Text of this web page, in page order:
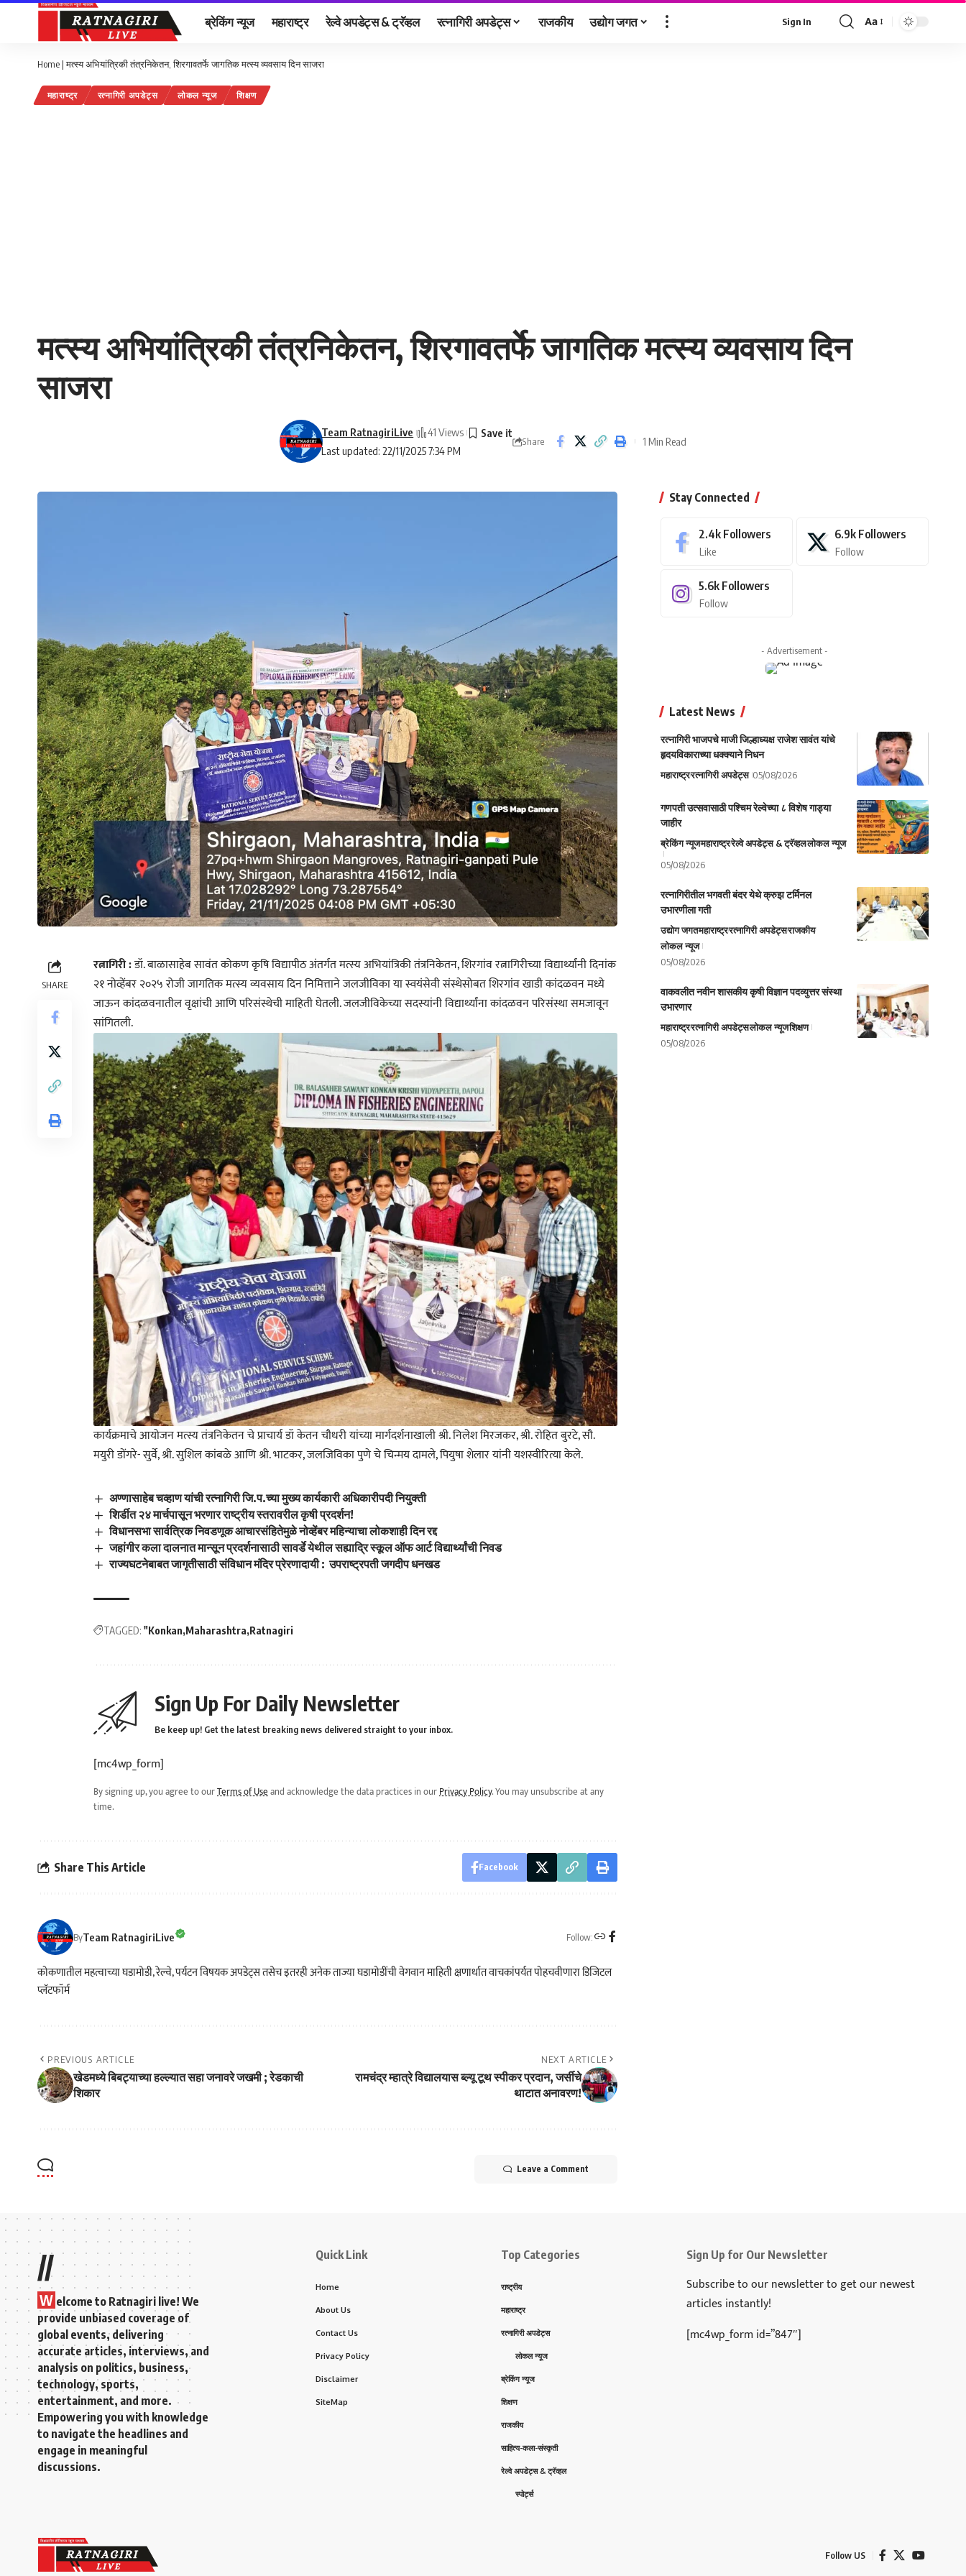
ब्रेकिंग न्यूज महाराष्ट्र रेल्वे अपडेट्स & ट्रॅव्हल रत्नागिरी अपडेट्स राजकीय उद्योग जगत Sign In
Font
Aa
Home |मत्स्य अभियांत्रिकी तंत्रनिकेतन, शिरगावतर्फे जागतिक मत्स्य व्यवसाय दिन साजरा
महाराष्ट्र रत्नागिरी अपडेट्स लोकल न्यूज शिक्षण
मत्स्य अभियांत्रिकी तंत्रनिकेतन, शिरगावतर्फे जागतिक मत्स्य व्यवसाय दिन
साजरा
Last updated: 22/11/2025 7:34 PM
Team RatnagiriLive 41 Views
Share 1 Min Read
SHARE
रत्नागिरी :डॉ. बाळासाहेब सावंत कोकण कृषि विद्यापीठ अंतर्गत मत्स्य अभियांत्रिकी तंत्रनिकेतन, शिरगांव रत्नागिरीच्या विद्यार्थ्यांनी दिनांक
२१ नोव्हेंबर २०२५ रोजी जागतिक मत्स्य व्यवसाय दिन निमित्ताने जलजीविका या स्वयंसेवी संस्थेसोबत शिरगांव खाडी कांदळवन मध्ये
जाऊन कांदळवनातील वृक्षांची आणि परिसंस्थेची माहिती घेतली. जलजीविकेच्या सदस्यांनी विद्यार्थ्यांना कांदळवन परिसंस्था समजावून
सांगितली.
कार्यक्रमाचे आयोजन मत्स्य तंत्रनिकेतन चे प्राचार्य डॉ केतन चौधरी यांच्या मार्गदर्शनाखाली श्री. निलेश मिरजकर, श्री. रोहित बुरटे, सौ.
मयुरी डोंगरे- सुर्वे, श्री. सुशिल कांबळे आणि श्री. भाटकर, जलजिविका पुणे चे चिन्मय दामले, पियुषा शेलार यांनी यशस्वीरित्या केले.
अण्णासाहेब चव्हाण यांची रत्नागिरी जि.प.च्या मुख्य कार्यकारी अधिकारीपदी नियुक्ती
शिर्डीत २४ मार्चपासून भरणार राष्ट्रीय स्तरावरील कृषी प्रदर्शन!
विधानसभा सार्वत्रिक निवडणूक आचारसंहितेमुळे नोव्हेंबर महिन्याचा लोकशाही दिन रद्द
जहांगीर कला दालनात मान्सून प्रदर्शनासाठी सावर्डे येथील सह्याद्रि स्कूल ऑफ आर्ट विद्यार्थ्यांची निवड
राज्यघटनेबाबत जागृतीसाठी संविधान मंदिर प्रेरणादायी : उपराष्ट्रपती जगदीप धनखड
TAGGED: "Konkan Maharashtra Ratnagiri
Sign Up For Daily Newsletter
Be keep up! Get the latest breaking news delivered straight to your inbox.
[mc4wp_form]
By signing up, you agree to ourTerms of Useand acknowledge the data practices in ourPrivacy Policy. You may unsubscribe at any
time.
Share This Article Facebook
ByTeam RatnagiriLive Follow:
कोकणातील महत्वाच्या घडामोडी, रेल्वे, पर्यटन विषयक अपडेट्स तसेच इतरही अनेक ताज्या घडामोडींची वेगवान माहिती क्षणार्धात वाचकांपर्यत पोहचवीणारा डिजिटल
प्लॅटफॉर्म
PREVIOUS ARTICLE
खेडमध्ये बिबट्याच्या हल्ल्यात सहा जनावरे जखमी ; रेडकाची
शिकार
NEXT ARTICLE
रामचंद्र म्हात्रे विद्यालयास ब्ल्यू टूथ स्पीकर प्रदान, जर्सीचे
थाटात अनावरण!
Leave a Comment
Stay Connected
2.4k Followers
Like
6.9k Followers
Follow
5.6k Followers
Follow
- Advertisement -
Latest News
रत्नागिरी भाजपचे माजी जिल्हाध्यक्ष राजेश सावंत यांचे
हृदयविकाराच्या धक्क्याने निधन
महाराष्ट्ररत्नागिरी अपडेट्स 05/08/2026
गणपती उत्सवासाठी पश्चिम रेल्वेच्या ८ विशेष गाड्या
जाहीर
ब्रेकिंग न्यूजमहाराष्ट्ररेल्वे अपडेट्स & ट्रॅव्हललोकल न्यूज
05/08/2026
रत्नागिरीतील भगवती बंदर येथे क्रुझ टर्मिनल
उभारणीला गती
उद्योग जगतमहाराष्ट्ररत्नागिरी अपडेट्सराजकीय
लोकल न्यूज
05/08/2026
वाकवलीत नवीन शासकीय कृषी विज्ञान पदव्युत्तर संस्था
उभारणार
महाराष्ट्ररत्नागिरी अपडेट्सलोकल न्यूजशिक्षण
05/08/2026
//
W elcome to Ratnagiri live! We
provide unbiased coverage of
global events, delivering
accurate articles, interviews, and
analysis on politics, business,
technology, sports,
entertainment, and more.
Empowering you with knowledge
to navigate the headlines and
engage in meaningful
discussions.
Quick Link
Home
About Us
Contact Us
Privacy Policy
Disclaimer
SiteMap
Top Categories
राष्ट्रीय
महाराष्ट्र
रत्नागिरी अपडेट्स
लोकल न्यूज
ब्रेकिंग न्यूज
शिक्षण
राजकीय
साहित्य-कला-संस्कृती
रेल्वे अपडेट्स & ट्रॅव्हल
स्पोर्ट्स
Sign Up for Our Newsletter
Subscribe to our newsletter to get our newest
articles instantly!
[mc4wp_form id=”847″]
Follow US